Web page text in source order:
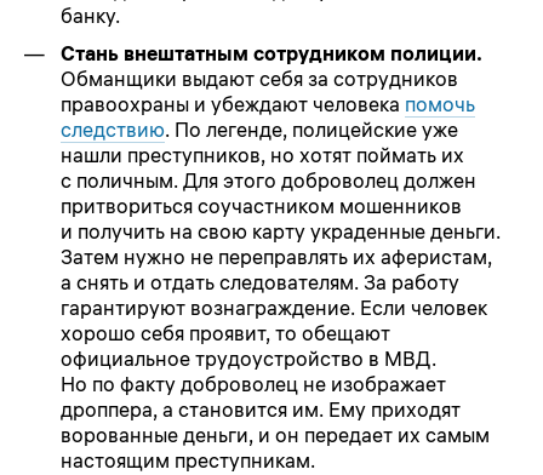
банку.
Стань внештатным сотрудником полиции.
Обманщики выдают себя за сотрудников
правоохраны и убеждают человека помочь
следствию. По легенде, полицейские уже
нашли преступников, но хотят поймать их
с поличным. Для этого доброволец должен
притвориться соучастником мошенников
и получить на свою карту украденные деньги.
Затем нужно не переправлять их аферистам,
а снять и отдать следователям. За работу
гарантируют вознаграждение. Если человек
хорошо себя проявит, то обещают
официальное трудоустройство в МВД.
Но по факту доброволец не изображает
дроппера, а становится им. Ему приходят
ворованные деньги, и он передает их самым
настоящим преступникам.